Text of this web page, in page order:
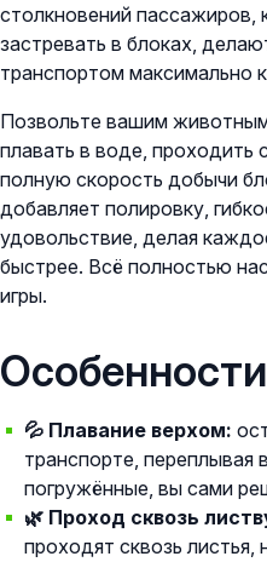
столкновений пассажиров,
застревать в блоках,
транспортом максимально
Позвольте вашим
плавать в воде, проходить
полную скорость добычи
добавляет полировку,
удовольствие, делая
быстрее. Всё полностью
игры.
Особенности
💦 Плавание верхом:
транспорте,
погружённые, вы сами
🌿 Проход сквозь
проходят сквозь листья,